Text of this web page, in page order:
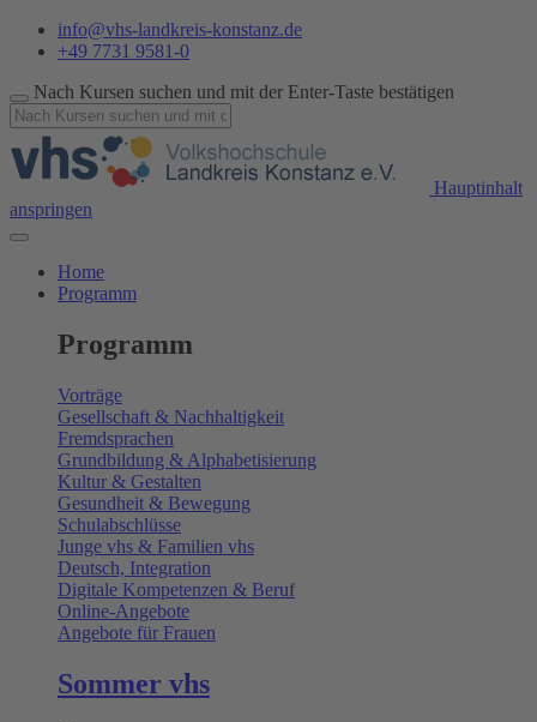
info@vhs-landkreis-konstanz.de
+49 7731 9581-0
Nach Kursen suchen und mit der Enter-Taste bestätigen
Hauptinhalt
anspringen
Home
Programm
Programm
Vorträge
Gesellschaft & Nachhaltigkeit
Fremdsprachen
Grundbildung & Alphabetisierung
Kultur & Gestalten
Gesundheit & Bewegung
Schulabschlüsse
Junge vhs & Familien vhs
Deutsch, Integration
Digitale Kompetenzen & Beruf
Online-Angebote
Angebote für Frauen
Sommer vhs